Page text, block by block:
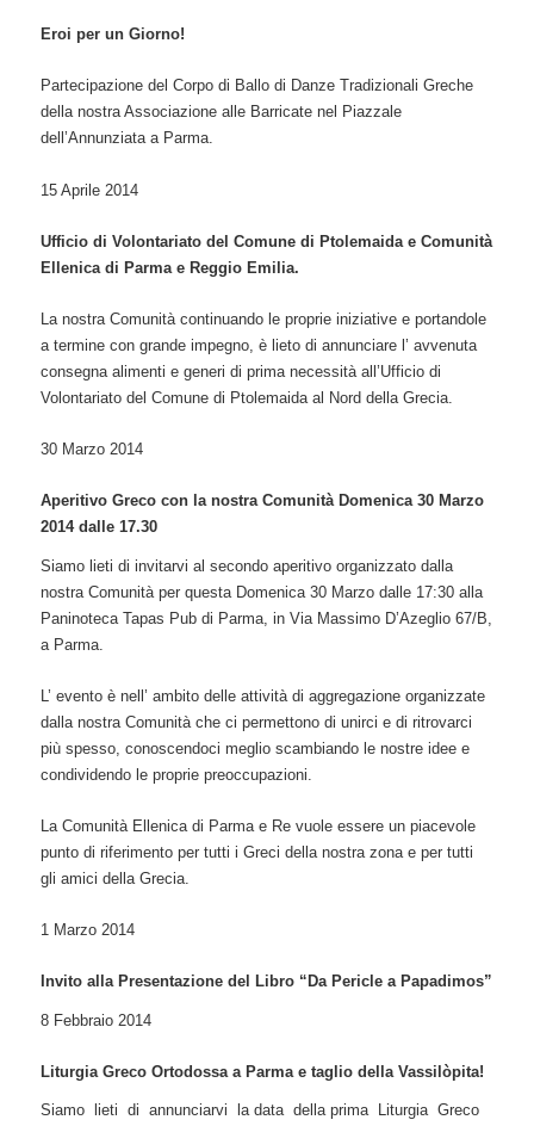
Eroi per un Giorno!
Partecipazione del Corpo di Ballo di Danze Tradizionali Greche
della nostra Associazione alle Barricate nel Piazzale
dell’Annunziata a Parma.
15 Aprile 2014
Ufficio di Volontariato del Comune di Ptolemaida e Comunità
Ellenica di Parma e Reggio Emilia.
La nostra Comunità continuando le proprie iniziative e portandole
a termine con grande impegno, è lieto di annunciare l’ avvenuta
consegna alimenti e generi di prima necessità all’Ufficio di
Volontariato del Comune di Ptolemaida al Nord della Grecia.
30 Marzo 2014
Aperitivo Greco con la nostra Comunità Domenica 30 Marzo
2014 dalle 17.30
Siamo lieti di invitarvi al secondo aperitivo organizzato dalla
nostra Comunità per questa Domenica 30 Marzo dalle 17:30 alla
Paninoteca Tapas Pub di Parma, in Via Massimo D’Azeglio 67/B,
a Parma.
L’ evento è nell’ ambito delle attività di aggregazione organizzate
dalla nostra Comunità che ci permettono di unirci e di ritrovarci
più spesso, conoscendoci meglio scambiando le nostre idee e
condividendo le proprie preoccupazioni.
La Comunità Ellenica di Parma e Re vuole essere un piacevole
punto di riferimento per tutti i Greci della nostra zona e per tutti
gli amici della Grecia.
1 Marzo 2014
Invito alla Presentazione del Libro “Da Pericle a Papadimos”
8 Febbraio 2014
Liturgia Greco Ortodossa a Parma e taglio della Vassilòpita!
Siamo lieti di annunciarvi la data della prima Liturgia Greco